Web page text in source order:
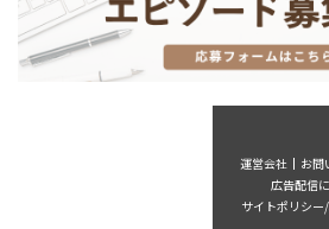
運営会社 お問
広告配信
サイトポリシ